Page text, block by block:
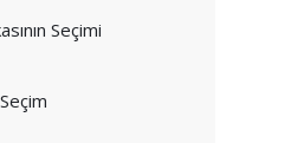
Seçimi